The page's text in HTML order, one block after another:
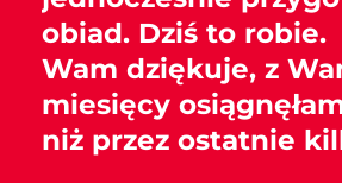
obiad. Dziś to
Wam dziękuje, z
miesięcy
niż przez ostatnie